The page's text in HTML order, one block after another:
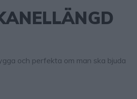
och perfekta om man ska bjuda